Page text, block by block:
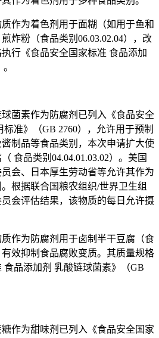
质作为着色剂用于面糊（如用于鱼和
炸粉（食品类别06.03.02.04），改
行《食品安全国家标准 食品添加
球菌素作为防腐剂已列入《食品安全
准》（GB 2760），允许用于预制
制品等食品类别，本次申请扩大使
食品类别04.04.01.03.02）。美国
会、日本厚生劳动省等允许其作为
根据联合国粮农组织/世界卫生组
会评估结果，该物质的每日允许摄
质作为防腐剂用于卤制半干豆腐（食
有效抑制食品腐败变质。其质量规格
品添加剂 乳酸链球菌素》（GB
糖作为甜味剂已列入《食品安全国家